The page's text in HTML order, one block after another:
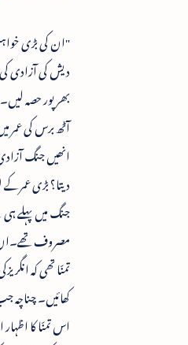
"ان کی بڑی
دیش کی آزادی
بھرپور حصہ
آٹھ برس کی عمر
انھیں جنگ
دیتا؟ بڑی
جنگ میں پہلے
مصروف
تمنّا تھی کہ
کھائیں۔
اس تمنّا کا